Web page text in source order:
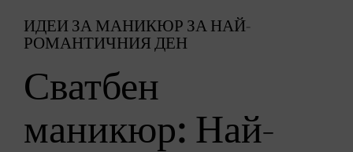
ИДЕИ ЗА МАНИКЮР ЗА НАЙ-
РОМАНТИЧНИЯ ДЕН
Сватбен
маникюр: Най-